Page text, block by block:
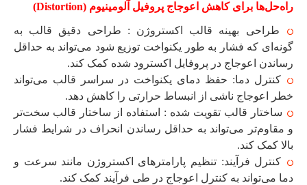
راه‌حل‌ها برای کاهش اعوجاج پروفیل آلومینیوم (Distortion)
طراحی بهینه قالب اکستروژن : طراحی دقیق قالب به
گونه‌ای که فشار به طور یکنواخت توزیع شود می‌تواند به حداقل
رساندن اعوجاج در پروفایل اکسترود شده کمک کند.
کنترل دما: حفظ دمای یکنواخت در سراسر قالب می‌تواند
خطر اعوجاج ناشی از انبساط حرارتی را کاهش دهد.
ساختار قالب تقویت شده : استفاده از ساختار قالب سخت‌تر
و مقاوم‌تر می‌تواند به حداقل رساندن انحراف در شرایط فشار
بالا کمک کند.
کنترل فرآیند: تنظیم پارامترهای اکستروژن مانند سرعت و
دما می‌تواند به کنترل اعوجاج در طی فرآیند کمک کند.